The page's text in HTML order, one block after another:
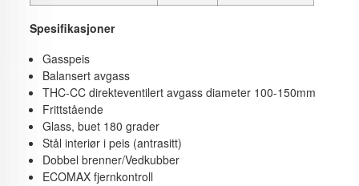
Spesifikasjoner
Gasspeis
Balansert avgass
THC-CC direkteventilert avgass diameter 100-150mm
Frittstående
Glass, buet 180 grader
Stål interiør i peis (antrasitt)
Dobbel brenner/Vedkubber
ECOMAX fjernkontroll